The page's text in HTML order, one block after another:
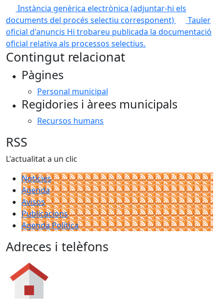
Instància genèrica electrònica (adjuntar-hi els
documents del procés selectiu corresponent)
Tauler
oficial d'anuncis Hi trobareu publicada la documentació
oficial relativa als processos selectius.
Contingut relacionat
Pàgines
Personal municipal
Regidories i àrees municipals
Recursos humans
RSS
L'actualitat a un clic
Notícies
Agenda
Avisos
Publicacions
Agenda Política
Adreces i telèfons